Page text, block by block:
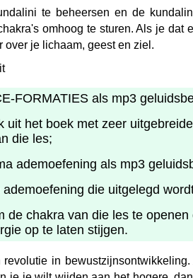
te beheersen en de
omhoog te sturen. Als je dat
over je lichaam, geest en ziel.
FORMATIES als mp3
uit het boek met zeer
die les;
ademoefening als mp3
die uitgelegd
de chakra van die les te
op te laten stijgen.
in